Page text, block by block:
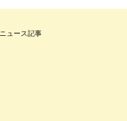
ニュース記事